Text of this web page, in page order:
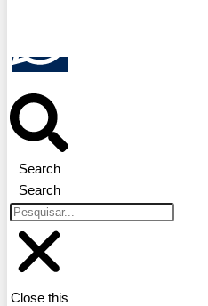
Search
Search
Close this